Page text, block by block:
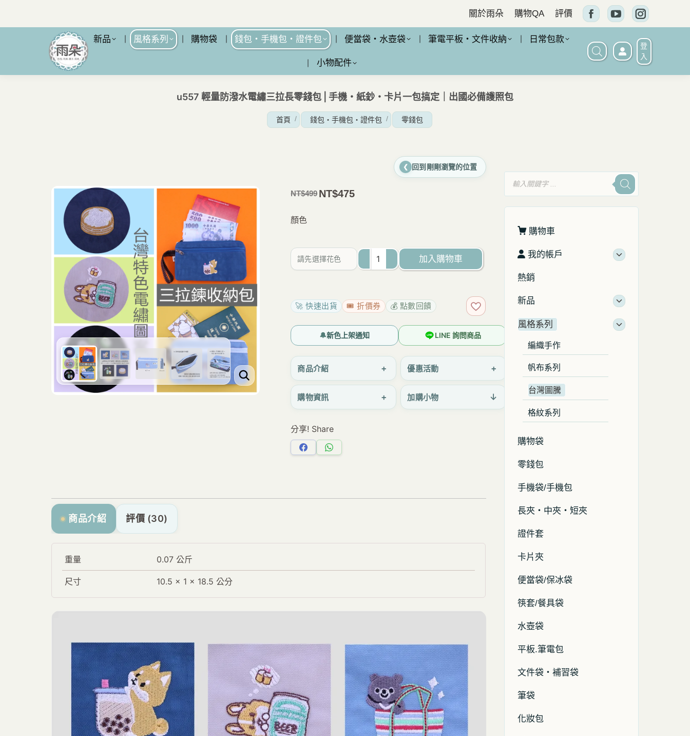
關於雨朵 購物QA 評價
Facebook
面
開
YouTube
面
開
Instagram
頁
面
新品 風格系列 購物袋 錢包・手機包・證件包 便當袋・水壺袋 筆電平板・文件收納 日常包款
小物配件
登
入
u557 輕量防潑水電繡三拉長零錢包 | 手機・紙鈔・卡片一包搞定｜出國必備護照包
您在這裡：
首頁 錢包・手機包・證件包 零錢包
❮ 回到剛剛瀏覽的位置
NT$499
價
NT$499。
NT$475
前
格
是：
顏色
請先選擇花色
u557
量
防
水
電
繡
三
|
紙
片
搞
定
｜
出
國
必
加入購物車
🚀 快速出貨 🎟️ 折價券 💰 點數回饋 加入收藏
LINE 詢問商品
🔔新色上架通知
商品介紹 + 優惠活動 +
購物資訊 + 加購小物 ↓
分享! Share
分
分
商品介紹 評價 (30)
重量 0.07 公斤
尺寸 10.5 × 1 × 18.5 公分
產
購物車
我的帳戶
熱銷
新品
風格系列
編織手作
帆布系列
台灣圖騰
格紋系列
購物袋
零錢包
手機袋/手機包
長夾・中夾・短夾
證件套
卡片夾
便當袋/保冰袋
筷套/餐具袋
水壺袋
平板.筆電包
文件袋・補習袋
筆袋
化妝包